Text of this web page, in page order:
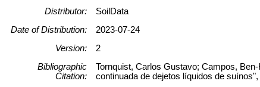
Distributor:
SoilData
Date of Distribution:
2023-07-24
Version:
2
Bibliographic
Citation:
Tornquist, Carlos Gustavo; Campos,
continuada de dejetos líquidos de